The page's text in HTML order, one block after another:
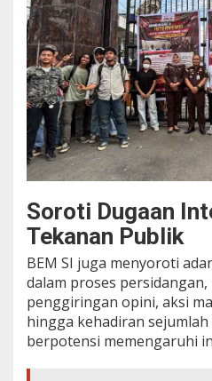
Soroti Dugaan
Tekanan Publik
BEM SI juga menyoroti
dalam proses persidangan,
penggiringan opini, aksi
hingga kehadiran
berpotensi memengaruhi